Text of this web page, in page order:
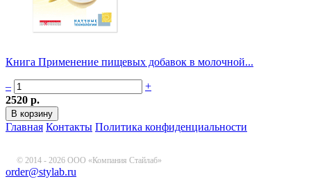
Книга Применение пищевых добавок в молочной...
–
+
2520 р.
Главная Контакты Политика конфиденциальности
© 2014 - 2026 ООО «Компания Стайлаб»
order@stylab.ru